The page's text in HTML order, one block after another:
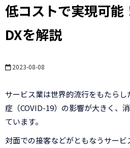
低コストで実現可能
DXを解説
2023-08-08
サービス業は世界的流行をもたら
症（COVID-19）の影響が大きく、
ています。
対面での接客などがともなうサー